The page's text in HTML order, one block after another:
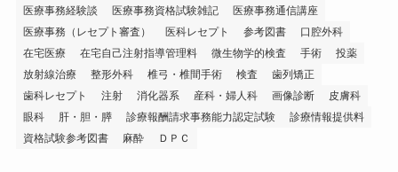
医療事務経験談
医療事務資格試験雑記
医療事務通信講座
医療事務（レセプト審査）
医科レセプト 参考図書
口腔外科
在宅医療
在宅自己注射指導管理料 微生物学的検査 手術
投薬
放射線治療
整形外科 椎弓・椎間手術 検査
歯列矯正
歯科レセプト
注射 消化器系 産科・婦人科 画像診断
皮膚科
眼科
肝・胆・膵 診療報酬請求事務能力認定試験
診療情報提供料
資格試験参考図書
麻酔 ＤＰＣ